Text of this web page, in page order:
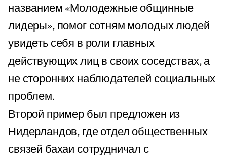
названием «Молодежные общинные
лидеры», помог сотням молодых людей
увидеть себя в роли главных
действующих лиц в своих соседствах, а
не сторонних наблюдателей социальных
проблем.
Второй пример был предложен из
Нидерландов, где отдел общественных
связей бахаи сотрудничал с